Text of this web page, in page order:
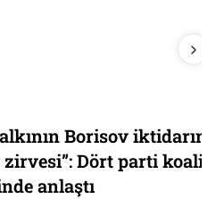
iktidarına
Dört parti koalisyon